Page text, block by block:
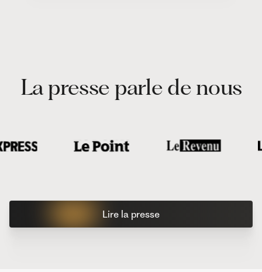
La presse parle de nous
Lire la presse